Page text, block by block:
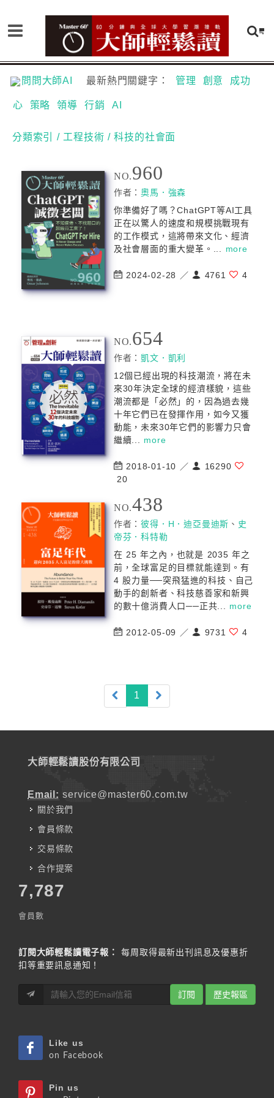
問問大師AI 最新熱門關鍵字： 管理 創意 成功
心 策略 領導 行銷 AI
分類索引 / 工程技術 / 科技的社會面
NO.960
作者：奧馬．強森
你準備好了嗎？ChatGPT等AI工具
正在以驚人的速度和規模挑戰現有
的工作模式，這將帶來文化、經濟
及社會層面的重大變革。... more
2024-02-28 ／ 4761 4
NO.654
作者：凱文．凱利
12個已經出現的科技潮流，將在未
來30年決定全球的經濟樣貌，這些
潮流都是「必然」的，因為過去幾
十年它們已在發揮作用，如今又獲
動能，未來30年它們的影響力只會
繼續... more
2018-01-10 ／
16290
20
NO.438
作者：彼得．H．迪亞曼迪斯 、 史
帝芬．科特勒
在 25 年之內，也就是 2035 年之
前，全球富足的目標就能達到。有
4 股力量──突飛猛進的科技、自己
動手的創新者、科技慈善家和新興
的數十億消費人口──正共... more
2012-05-09 ／ 9731 4
1 (current)
大師輕鬆讀股份有限公司
Email: service@master60.com.tw
關於我們
會員條款
交易條款
合作提案
7,787
會員數
訂閱大師輕鬆讀電子報：
每周取得最新出刊訊息及優惠折
扣等重要訊息通知！
訂閱 歷史報區
Like us
on Facebook
Pin us